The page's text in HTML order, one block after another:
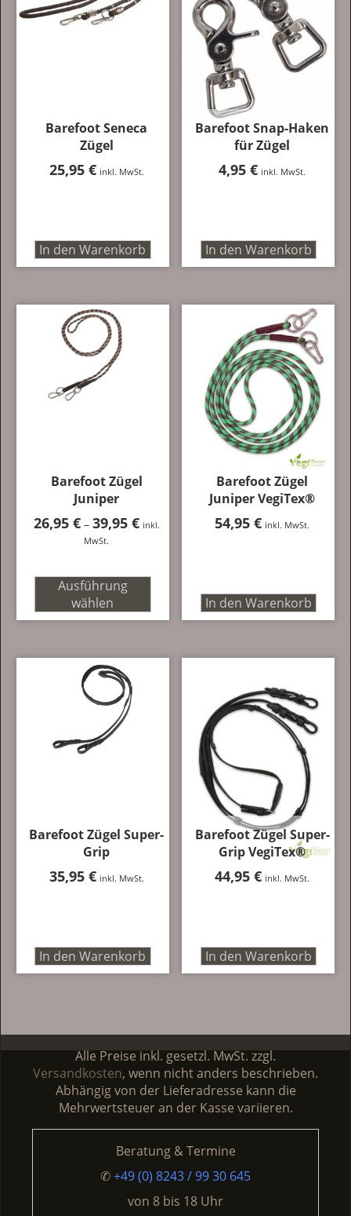
auf.
gewähltBarefoot Seneca
Zügel
25,95 € inkl. MwSt.
In den Warenkorb
Barefoot Snap-Haken
für Zügel
4,95€ inkl. MwSt.
In den Warenkorb
Barefoot Zügel
Juniper
26,95 € – 39,95 €Preisspanne:
inkl.
MwSt.
Ausführung
wählen
weist
Optionen
gewählt
Barefoot Zügel
Juniper VegiTex®
54,95€ inkl. MwSt.
In den Warenkorb
Barefoot Zügel Super-
Grip
35,95 € inkl. MwSt.
In den Warenkorb
Barefoot Zügel Super-
Grip VegiTex®
44,95€ inkl. MwSt.
In den Warenkorb
Alle Preise inkl. gesetzl. MwSt. zzgl.
Versandkosten, wenn nicht anders beschrieben.
Abhängig von der Lieferadresse kann die
Mehrwertsteuer an der Kasse variieren.
Beratung & Termine
✆+49 (0) 8243 / 99 30 645
von 8 bis 18 Uhr